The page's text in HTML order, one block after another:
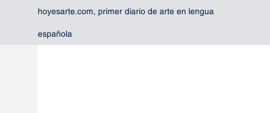
hoyesarte.com, primer diario de arte en lengua
española